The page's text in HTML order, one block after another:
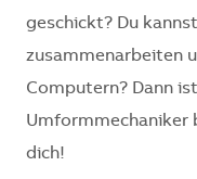
geschickt? Du
zusammenarbeiten
Computern? Dann
Umformmechaniker
dich!